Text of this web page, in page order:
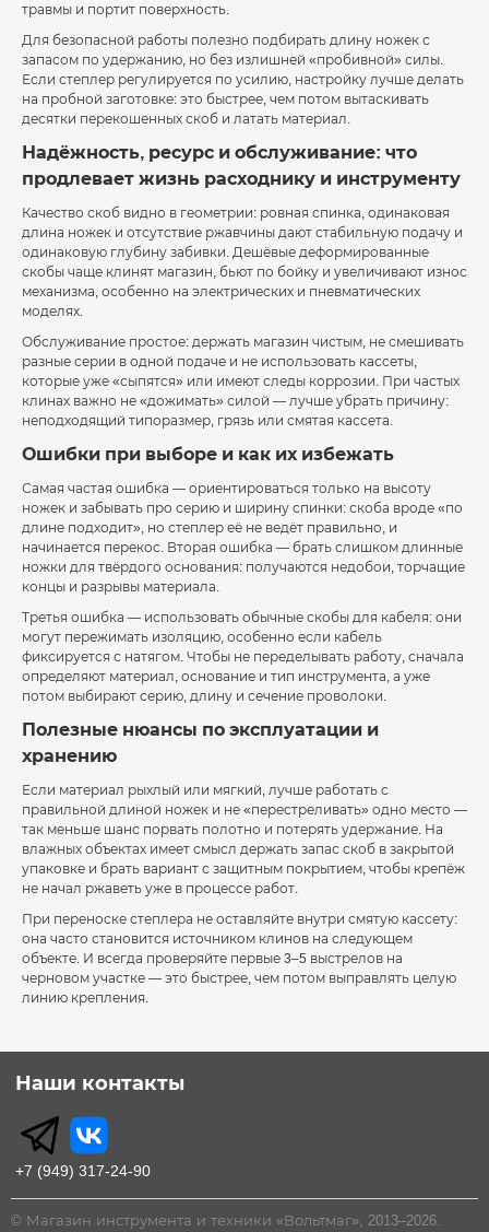
травмы и портит поверхность.
Для безопасной работы полезно подбирать длину ножек с
запасом по удержанию, но без излишней «пробивной» силы.
Если степлер регулируется по усилию, настройку лучше делать
на пробной заготовке: это быстрее, чем потом вытаскивать
десятки перекошенных скоб и латать материал.
Надёжность, ресурс и обслуживание: что
продлевает жизнь расходнику и инструменту
Качество скоб видно в геометрии: ровная спинка, одинаковая
длина ножек и отсутствие ржавчины дают стабильную подачу и
одинаковую глубину забивки. Дешёвые деформированные
скобы чаще клинят магазин, бьют по бойку и увеличивают износ
механизма, особенно на электрических и пневматических
моделях.
Обслуживание простое: держать магазин чистым, не смешивать
разные серии в одной подаче и не использовать кассеты,
которые уже «сыпятся» или имеют следы коррозии. При частых
клинах важно не «дожимать» силой — лучше убрать причину:
неподходящий типоразмер, грязь или смятая кассета.
Ошибки при выборе и как их избежать
Самая частая ошибка — ориентироваться только на высоту
ножек и забывать про серию и ширину спинки: скоба вроде «по
длине подходит», но степлер её не ведёт правильно, и
начинается перекос. Вторая ошибка — брать слишком длинные
ножки для твёрдого основания: получаются недобои, торчащие
концы и разрывы материала.
Третья ошибка — использовать обычные скобы для кабеля: они
могут пережимать изоляцию, особенно если кабель
фиксируется с натягом. Чтобы не переделывать работу, сначала
определяют материал, основание и тип инструмента, а уже
потом выбирают серию, длину и сечение проволоки.
Полезные нюансы по эксплуатации и
хранению
Если материал рыхлый или мягкий, лучше работать с
правильной длиной ножек и не «перестреливать» одно место —
так меньше шанс порвать полотно и потерять удержание. На
влажных объектах имеет смысл держать запас скоб в закрытой
упаковке и брать вариант с защитным покрытием, чтобы крепёж
не начал ржаветь уже в процессе работ.
При переноске степлера не оставляйте внутри смятую кассету:
она часто становится источником клинов на следующем
объекте. И всегда проверяйте первые 3–5 выстрелов на
черновом участке — это быстрее, чем потом выправлять целую
линию крепления.
Наши контакты
+7 (949) 317-24-90
© Магазин инструмента и техники «Вольтмаг», 2013–2026.